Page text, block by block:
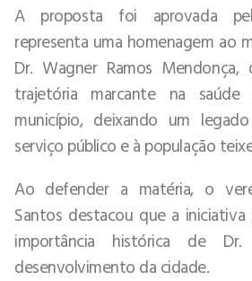
A proposta foi aprovada
representa uma homenagem ao
Dr. Wagner Ramos
trajetória marcante na
município, deixando um
serviço público e à população
Ao defender a matéria, o
Santos destacou que a iniciativa
importância histórica de
desenvolvimento da cidade.